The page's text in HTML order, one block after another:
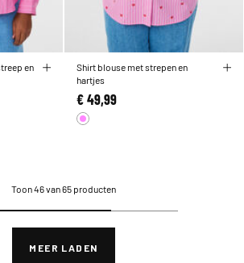
en
from
Shirt blouse met strepen en
hartjes
€ 49,99
Toon 46 van 65 producten
MEER LADEN